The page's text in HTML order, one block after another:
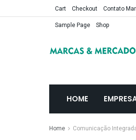
Cart Checkout Contato
Sample Page
Shop
HOME
Home Comunicação